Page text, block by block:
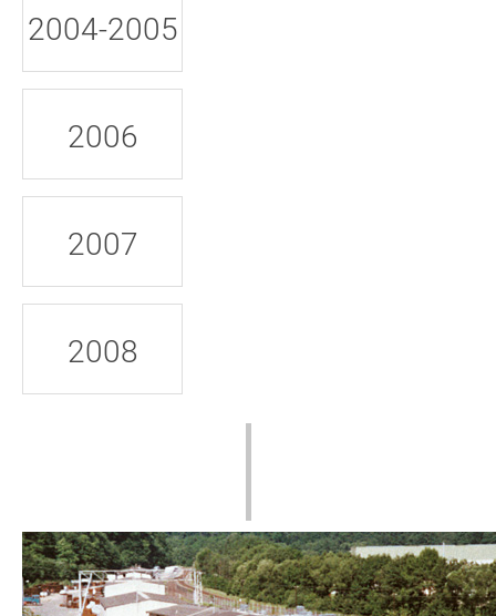
2004-2005
2006
2007
2008